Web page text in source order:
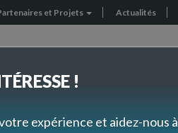
et Projets Actualités
!
expérience et aidez-nous à